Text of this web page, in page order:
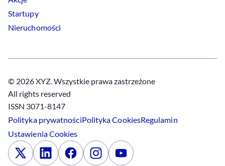
Startupy
Nieruchomości
© 2026 XYZ. Wszystkie prawa zastrzeżone
All rights reserved
ISSN 3071-8147
Polityka prywatnościPolitykaCookiesRegulamin
UstawieniaCookies
x LinkedinFacebookInstagramYoutube